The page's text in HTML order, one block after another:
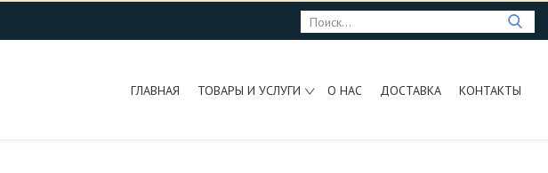
ГЛАВНАЯ ТОВАРЫ И УСЛУГИ О НАС ДОСТАВКА КОНТАКТЫ